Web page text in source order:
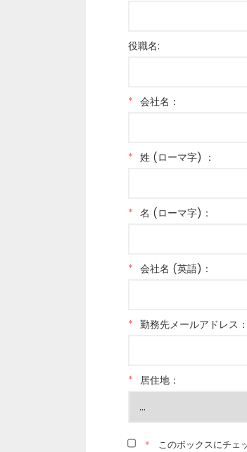
役職名:
* 会社名：
* 姓 (ローマ字) ：
* 名 (ローマ字)：
* 会社名 (英語)：
* 勤務先メールアドレス：
* 居住地：
* このボックスにチェ